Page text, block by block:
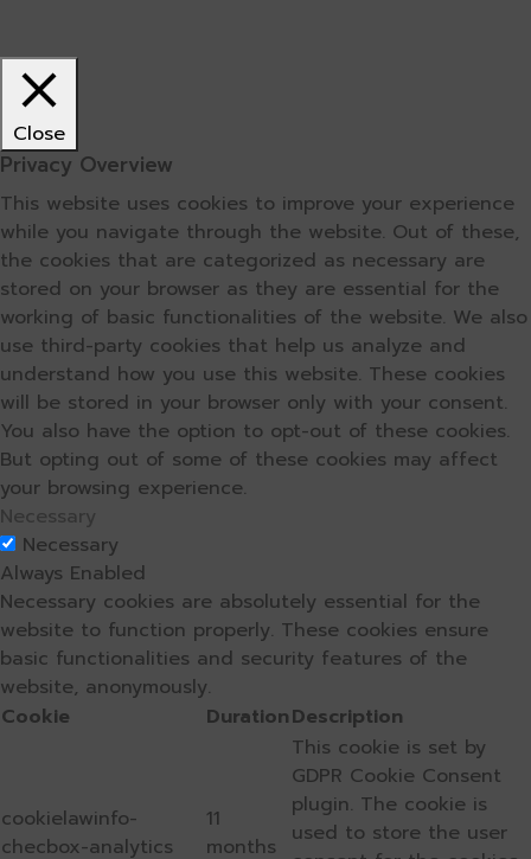
Close
Privacy Overview
This website uses cookies to improve your experience
while you navigate through the website. Out of these,
the cookies that are categorized as necessary are
stored on your browser as they are essential for the
working of basic functionalities of the website. We also
use third-party cookies that help us analyze and
understand how you use this website. These cookies
will be stored in your browser only with your consent.
You also have the option to opt-out of these cookies.
But opting out of some of these cookies may affect
your browsing experience.
Necessary
Necessary
Always Enabled
Necessary cookies are absolutely essential for the
website to function properly. These cookies ensure
basic functionalities and security features of the
website, anonymously.
Cookie
DurationDescription
cookielawinfo-
checbox-analytics
11
months
This cookie is set by
GDPR Cookie Consent
plugin. The cookie is
used to store the user